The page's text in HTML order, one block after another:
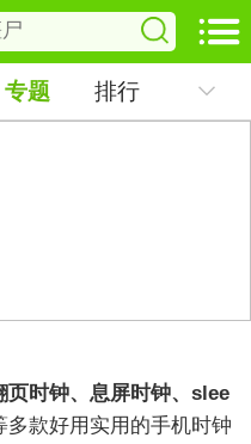
专题 排行
页时钟、息屏时钟、slee
多款好用实用的手机时钟